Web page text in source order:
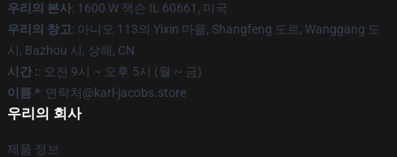
우리의 본사: 1600 W 잭슨 IL 60661, 미국
우리의 창고: 아니오 113의 Yixin 마을, Shangfeng 도로, Wanggang 도
시, Bazhou 시, 상해, CN
시간 :: 오전 9시 ~ 오후 5시 (월 ~ 금)
이름 *: 연락처@karl-jacobs.store
우리의 회사
제품 정보